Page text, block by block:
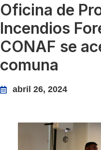
Oficina de
Incendios
CONAF se
comuna
abril 26, 2024